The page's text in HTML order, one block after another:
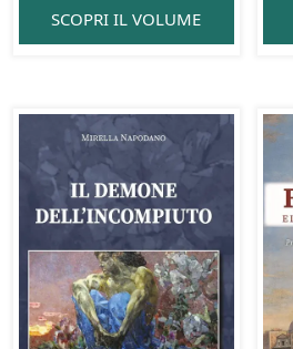
SCOPRI IL VOLUME